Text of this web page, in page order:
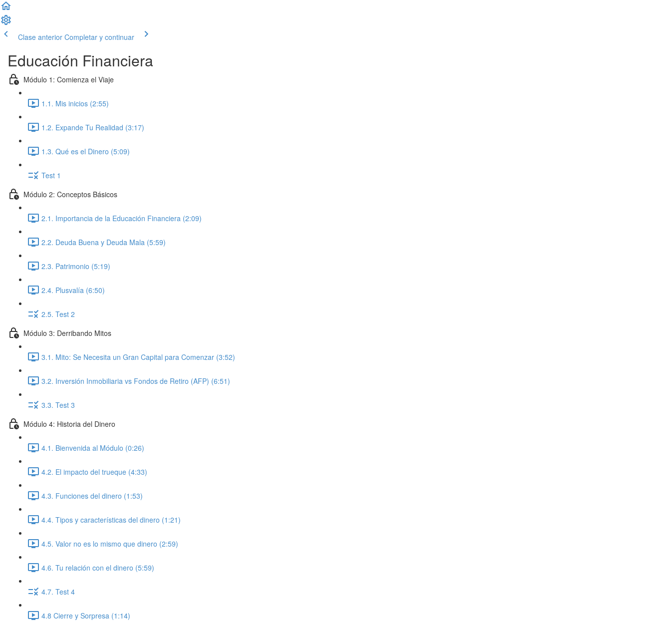
Clase anterior Completar y continuar
Educación Financiera
Módulo 1: Comienza el Viaje
1.1. Mis inicios (2:55)
1.2. Expande Tu Realidad (3:17)
1.3. Qué es el Dinero (5:09)
Test 1
Módulo 2: Conceptos Básicos
2.1. Importancia de la Educación Financiera (2:09)
2.2. Deuda Buena y Deuda Mala (5:59)
2.3. Patrimonio (5:19)
2.4. Plusvalía (6:50)
2.5. Test 2
Módulo 3: Derribando Mitos
3.1. Mito: Se Necesita un Gran Capital para Comenzar (3:52)
3.2. Inversión Inmobiliaria vs Fondos de Retiro (AFP) (6:51)
3.3. Test 3
Módulo 4: Historia del Dinero
4.1. Bienvenida al Módulo (0:26)
4.2. El impacto del trueque (4:33)
4.3. Funciones del dinero (1:53)
4.4. Tipos y características del dinero (1:21)
4.5. Valor no es lo mismo que dinero (2:59)
4.6. Tu relación con el dinero (5:59)
4.7. Test 4
4.8 Cierre y Sorpresa (1:14)